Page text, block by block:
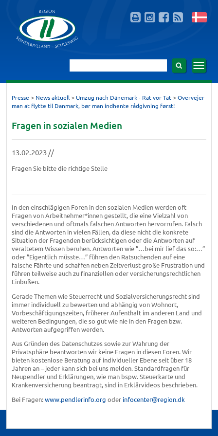
Presse > News aktuell > Umzug nach Dänemark - Rat vor Tat > Overvejer
man at flytte til Danmark, bør man indhente rådgivning først!
Fragen in sozialen Medien
13.02.2023 //
Fragen Sie bitte die richtige Stelle
In den einschlägigen Foren in den sozialen Medien werden oft
Fragen von Arbeitnehmer*innen gestellt, die eine Vielzahl von
verschiedenen und oftmals falschen Antworten hervorrufen. Falsch
sind die Antworten in vielen Fällen, da diese nicht die konkrete
Situation der Fragenden berücksichtigen oder die Antworten auf
veraltetem Wissen beruhen. Antworten wie ”…bei mir lief das so:…”
oder ”Eigentlich müsste…” führen den Ratsuchenden auf eine
falsche Fährte und schaffen neben Zeitverlust große Frustration und
führen teilweise auch zu finanziellen oder versicherungsrechtlichen
Einbußen.
Gerade Themen wie Steuerrecht und Sozialversicherungsrecht sind
immer individuell zu bewerten und abhängig von Wohnort,
Vorbeschäftigungszeiten, früherer Aufenthalt im anderen Land und
weiteren Bedingungen, die so gut wie nie in den Fragen bzw.
Antworten aufgegriffen werden.
Aus Gründen des Datenschutzes sowie zur Wahrung der
Privatsphäre beantworten wir keine Fragen in diesen Foren. Wir
bieten kostenlose Beratung auf individueller Ebene seit über 18
Jahren an – jeder kann sich bei uns melden. Standardfragen für
Neupendler und Erklärungen, wie man bspw. Steuerkarte und
Krankenversicherung beantragt, sind in Erklärvideos beschrieben.
Bei Fragen:www.pendlerinfo.org oder infocenter@region.dk